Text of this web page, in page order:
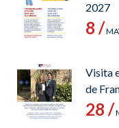
2027
8 /
Visita
de
28 /